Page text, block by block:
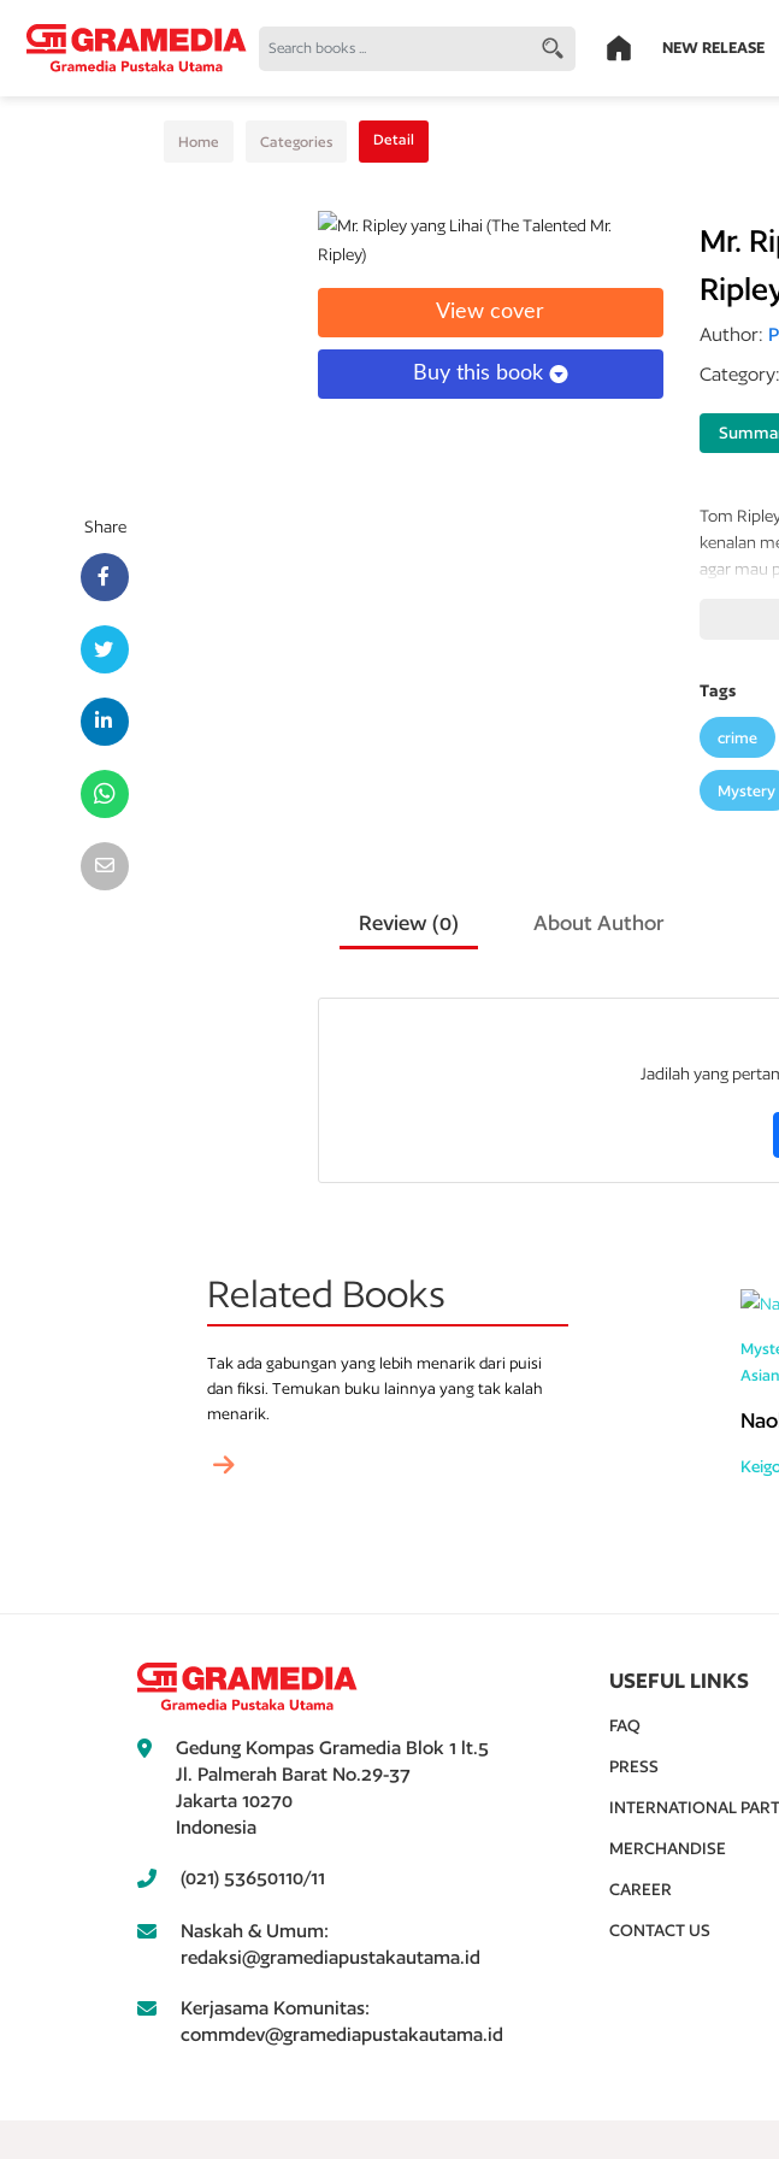
NEW RELEASE
Share
Home Categories Detail
View cover
Buy this book
Mr.
Author:
Category:
Tom
kenalan
agar mau
Dengan
Tags
crime
Mystery
Review (0) About Author
Jadilah yang
Related Books
Tak ada gabungan yang lebih menarik dari puisi
dan fiksi. Temukan buku lainnya yang tak kalah
menarik.
Gedung Kompas Gramedia Blok 1 lt.5
Jl. Palmerah Barat No.29-37
Jakarta 10270
Indonesia
(021) 53650110/11
Naskah & Umum:
redaksi@gramediapustakautama.id
Kerjasama Komunitas:
commdev@gramediapustakautama.id
USEFUL LINKS
FAQ
PRESS
INTERNATIONAL
MERCHANDISE
CAREER
CONTACT US